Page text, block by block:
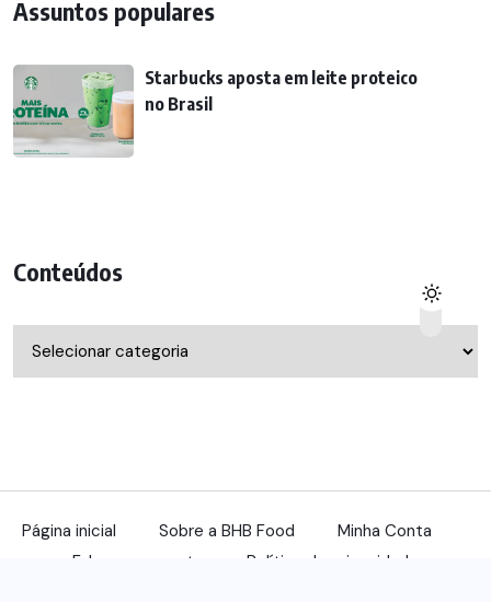
Assuntos populares
Starbucks aposta em leite proteico
no Brasil
Conteúdos
Conteúdos
Página inicial Sobre a BHB Food
Minha Conta
Fale com a gente
Política de privacidade